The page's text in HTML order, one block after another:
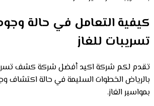
كيفية التعامل في حالة
تسريبات للغاز
تقدم لكم شركة اكيد أفضل شركة كشف
بالرياض الخطوات السليمة في حالة اكتشاف
بمواسير الغاز.